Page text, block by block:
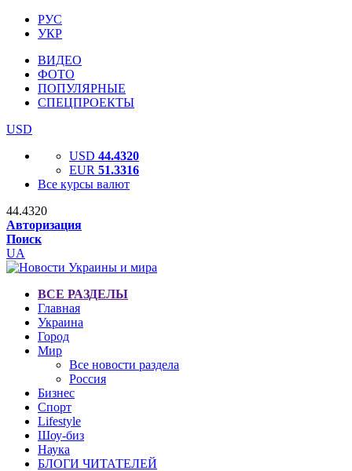
РУС
УКР
ВИДЕО
ФОТО
ПОПУЛЯРНЫЕ
СПЕЦПРОЕКТЫ
USD
USD 44.4320
EUR 51.3316
Все курсы валют
44.4320
Авторизация
Поиск
UA
ВСЕ РАЗДЕЛЫ
Главная
Украина
Город
Мир
Все новости раздела
Россия
Бизнес
Спорт
Lifestyle
Шоу-биз
Наука
БЛОГИ ЧИТАТЕЛЕЙ